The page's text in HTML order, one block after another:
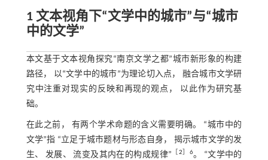
1 文本视角下“文学中的城市”与“城市
中的文学”
本文基于文本视角探究“南京文学之都”城市新形象的构建
路径， 以“文学中的城市”为理论切入点， 融合城市文学研
究中注重对现实的反映和再现的观点， 以此作为研究基
础。
在此之前， 有两个学术命题的含义需要明确。 “城市中的
文学”指 “立足于城市题材与形态自身， 揭示城市文学的发
生、 发展、 流变及其内在的构成规律”
2 ］6。 “文学中的